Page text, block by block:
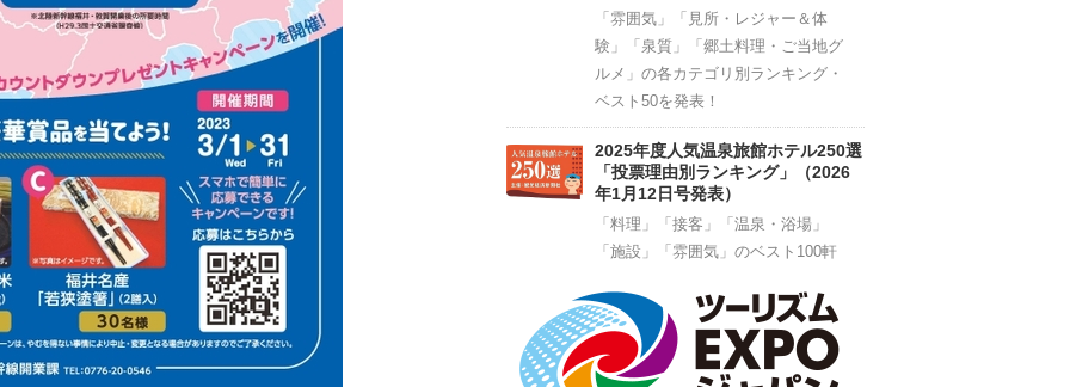
「雰囲気」「見所・レジャー＆体
験」「泉質」「郷土料理・ご当地グ
ルメ」の各カテゴリ別ランキング・
ベスト50を発表！
2025年度人気温泉旅館ホテル250選
「投票理由別ランキング」（2026
年1月12日号発表）
「料理」「接客」「温泉・浴場」
「施設」「雰囲気」のベスト100軒